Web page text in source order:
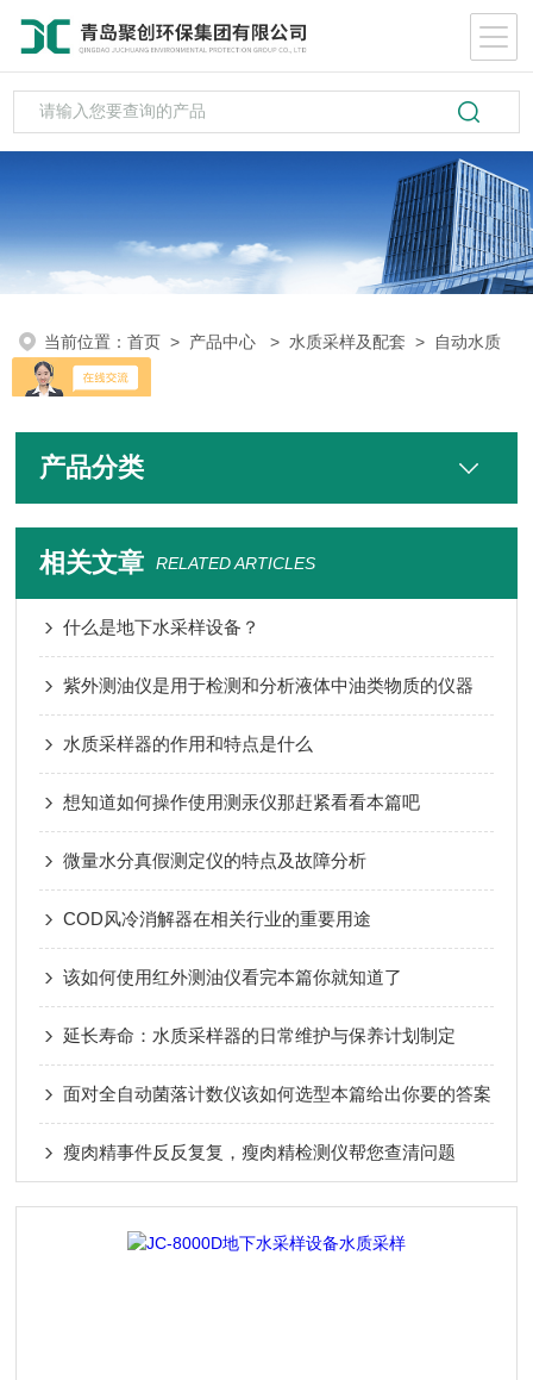
当前位置：首页 > 产品中心 > 水质采样及配套 > 自动水质
采样器
产品分类
相关文章 RELATED ARTICLES
什么是地下水采样设备？
紫外测油仪是用于检测和分析液体中油类物质的仪器
水质采样器的作用和特点是什么
想知道如何操作使用测汞仪那赶紧看看本篇吧
微量水分真假测定仪的特点及故障分析
COD风冷消解器在相关行业的重要用途
该如何使用红外测油仪看完本篇你就知道了
延长寿命：水质采样器的日常维护与保养计划制定
面对全自动菌落计数仪该如何选型本篇给出你要的答案
瘦肉精事件反反复复，瘦肉精检测仪帮您查清问题